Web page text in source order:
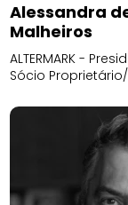
Alessandra
Malheiros
ALTERMARK -
Sócio